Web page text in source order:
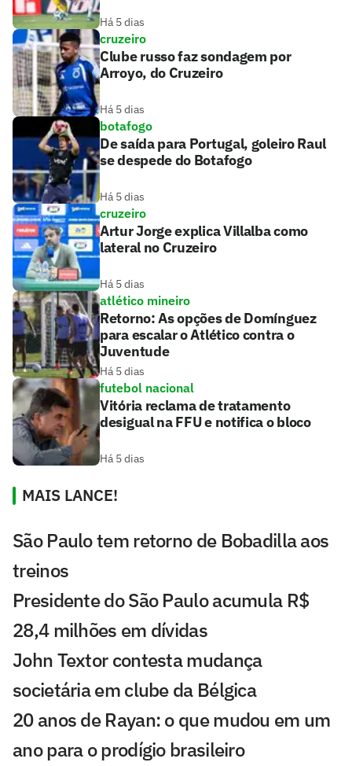
Há 5 dias
cruzeiro
Clube russo faz sondagem por
Arroyo, do Cruzeiro
Há 5 dias
botafogo
De saída para Portugal, goleiro Raul
se despede do Botafogo
Há 5 dias
cruzeiro
Artur Jorge explica Villalba como
lateral no Cruzeiro
Há 5 dias
atlético mineiro
Retorno: As opções de Domínguez
para escalar o Atlético contra o
Juventude
Há 5 dias
futebol nacional
Vitória reclama de tratamento
desigual na FFU e notifica o bloco
Há 5 dias
MAIS LANCE!
São Paulo tem retorno de Bobadilla aos
treinos
Presidente do São Paulo acumula R$
28,4 milhões em dívidas
John Textor contesta mudança
societária em clube da Bélgica
20 anos de Rayan: o que mudou em um
ano para o prodígio brasileiro